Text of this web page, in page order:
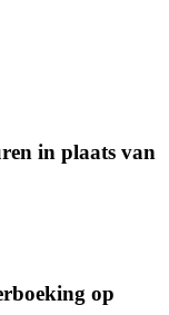
in plaats van
op